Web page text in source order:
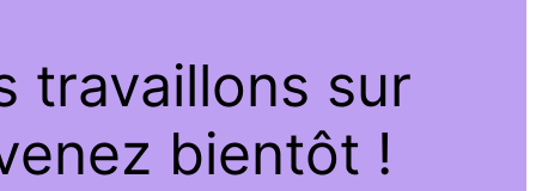
travaillons sur
bientôt !